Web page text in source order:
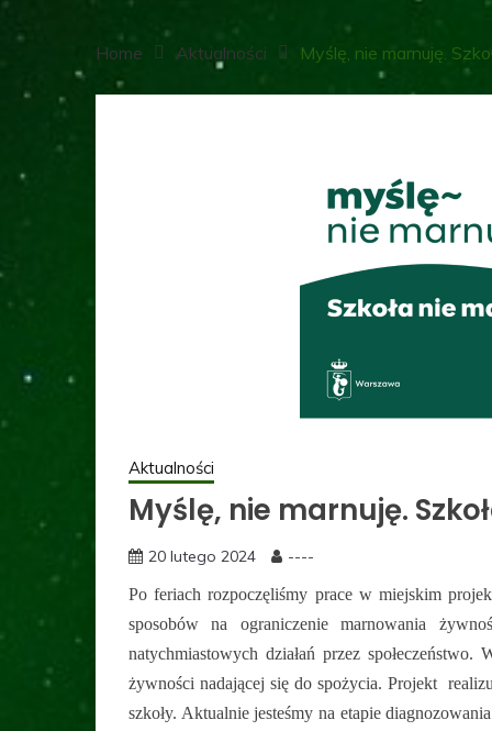
Home Aktualności Myślę, nie marnuję.
Aktualności
Myślę, nie marnuję.
20 lutego 2024 ----
Po feriach rozpoczęliśmy prace w miejskim
sposobów na ograniczenie marnowania
natychmiastowych działań przez
żywności nadającej się do spożycia. Projekt
szkoły. Aktualnie jesteśmy na etapie